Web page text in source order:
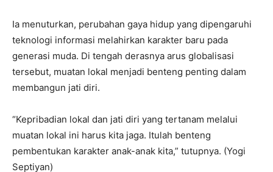
Ia menuturkan, perubahan gaya hidup yang dipengaruhi
teknologi informasi melahirkan karakter baru pada
generasi muda. Di tengah derasnya arus globalisasi
tersebut, muatan lokal menjadi benteng penting dalam
membangun jati diri.
“Kepribadian lokal dan jati diri yang tertanam melalui
muatan lokal ini harus kita jaga. Itulah benteng
pembentukan karakter anak-anak kita,” tutupnya. (Yogi
Septiyan)